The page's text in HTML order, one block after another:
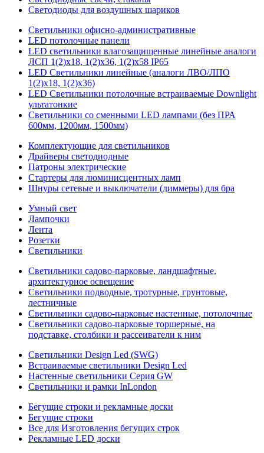
Светодиоды для воздушных шариков
Светильники офисно-административные
LED потолочные панели
LED светильники влагозащищенные линейные аналоги
ЛСП 1(2)х18, 1(2)х36, 1(2)х58 IP65
LED Светильники линейные (аналоги ЛВО/ЛПО
1(2)х18, 1(2)х36)
LED Светильники потолочные встраиваемые Downlight
ультатонкие
Светильники со сменными LED лампами (без ПРА
600мм, 1200мм, 1500мм)
Комплектующие для светильников
Драйверы светодиодные
Патроны электрические
Стартеры для люминисцентных ламп
Шнуры сетевые и выключатели (диммеры) для бра
Умный свет
Лампочки
Лента
Розетки
Светильники
Светильники садово-парковые, ландшафтные,
архитектурное освещение
Светильники подводные, тротурные, грунтовые,
лестничные
Светильники садово-парковые настенные, потолочные
Светильники садово-парковые торшерные, на
подставке, столбики и рассеиватели к ним
Светильники Design Led (SWG)
Встраиваемые светильники Design Led
Настенные светильники Серия GW
Светильники и рамки InLondon
Бегущие строки и рекламные доски
Бегущие строки
Все для Изготовления бегущих строк
Рекламные LED доски